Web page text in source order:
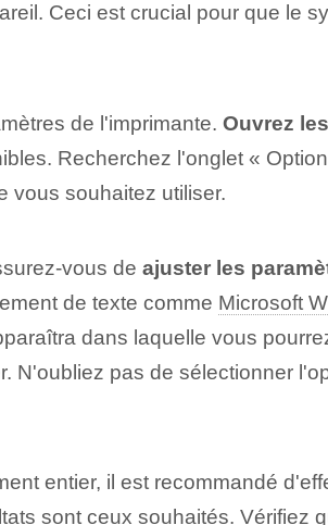
Ceci est crucial pour que le
de l'imprimante. Ouvrez
Recherchez l'onglet «
vous souhaitez utiliser.
vous de ajuster les
de texte comme Microsoft
dans laquelle vous
N'oubliez pas de sélectionner
entier, il est recommandé
sont ceux souhaités. Vérifiez